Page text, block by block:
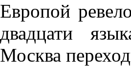
Европой
двадцати
Москва